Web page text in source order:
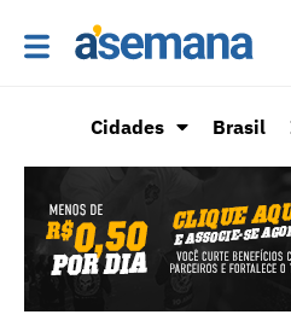
Cidades Brasil